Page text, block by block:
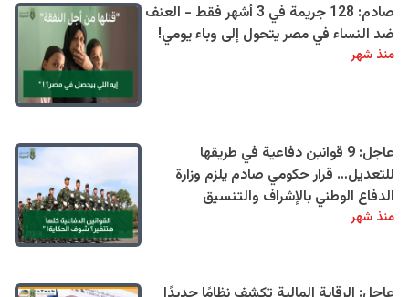
صادم: 128 جريمة في 3 أشهر فقط - العنف
ضد النساء في مصر يتحول إلى وباء يومي!
منذ شهر
عاجل: 9 قوانين دفاعية في طريقها
للتعديل… قرار حكومي صادم يلزم وزارة
الدفاع الوطني بالإشراف والتنسيق
منذ شهر